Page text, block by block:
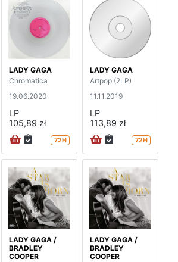
LADY GAGA
Chromatica
19.06.2020
LP
105,89 zł
72H
LADY GAGA
Artpop (2LP)
11.11.2019
LP
113,89 zł
72H
LADY GAGA /
BRADLEY
COOPER
LADY GAGA /
BRADLEY
COOPER